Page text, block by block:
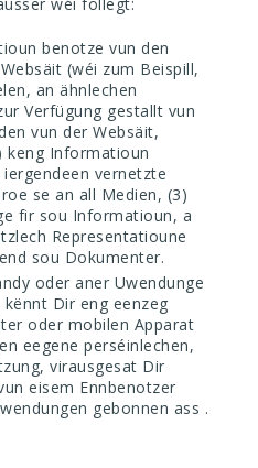
benotze vun den
(wéi zum Beispill,
an ähnlechen
Verfügung gestallt vun
vun der Websäit,
keng Informatioun
vernetzte
se an all Medien, (3)
fir sou Informatioun, a
Representatioune
sou Dokumenter.
oder aner Uwendunge
Dir eng eenzeg
oder mobilen Apparat
eegene perséinlechen,
virausgesat Dir
eisem Ennbenotzer
gebonnen ass .